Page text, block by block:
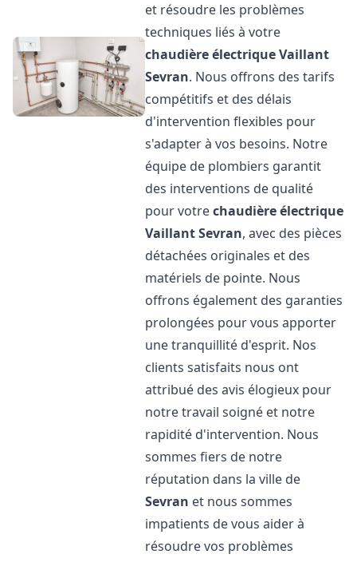
et résoudre les problèmes
techniques liés à votre
chaudière électrique Vaillant
Sevran. Nous offrons des tarifs
compétitifs et des délais
d'intervention flexibles pour
s'adapter à vos besoins. Notre
équipe de plombiers garantit
des interventions de qualité
pour votrechaudière électrique
VaillantSevran, avec des pièces
détachées originales et des
matériels de pointe. Nous
offrons également des garanties
prolongées pour vous apporter
une tranquillité d'esprit. Nos
clients satisfaits nous ont
attribué des avis élogieux pour
notre travail soigné et notre
rapidité d'intervention. Nous
sommes fiers de notre
réputation dans la ville de
Sevran et nous sommes
impatients de vous aider à
résoudre vos problèmes